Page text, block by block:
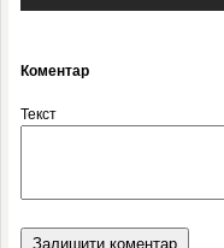
Коментар
Текст